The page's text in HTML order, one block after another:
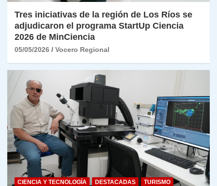
Tres iniciativas de la región de Los Ríos se
adjudicaron el programa StartUp Ciencia
2026 de MinCiencia
05/05/2026 Vocero Regional
CIENCIA Y TECNOLOGÍA DESTACADAS TURISMO